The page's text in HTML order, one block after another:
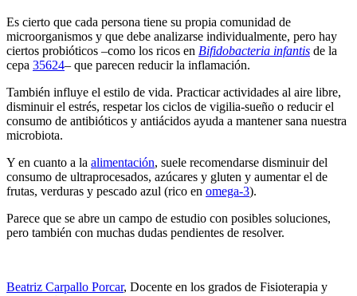
Es cierto que cada persona tiene su propia comunidad de
microorganismos y que debe analizarse individualmente, pero hay
ciertos probióticos –como los ricos en Bifidobacteria infantis de la
cepa 35624– que parecen reducir la inflamación.
También influye el estilo de vida. Practicar actividades al aire libre,
disminuir el estrés, respetar los ciclos de vigilia-sueño o reducir el
consumo de antibióticos y antiácidos ayuda a mantener sana nuestra
microbiota.
Y en cuanto a la alimentación, suele recomendarse disminuir del
consumo de ultraprocesados, azúcares y gluten y aumentar el de
frutas, verduras y pescado azul (rico en omega-3).
Parece que se abre un campo de estudio con posibles soluciones,
pero también con muchas dudas pendientes de resolver.
Beatriz Carpallo Porcar, Docente en los grados de Fisioterapia y